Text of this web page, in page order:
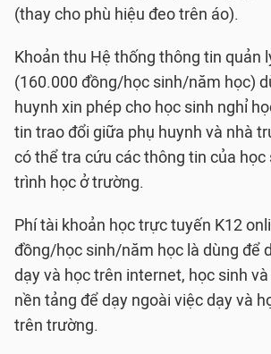
(thay cho phù hiệu đeo trên áo).
Khoản thu Hệ thống thông tin quản
(160.000 đồng/học sinh/năm học)
huynh xin phép cho học sinh nghỉ
tin trao đổi giữa phụ huynh và nhà
có thể tra cứu các thông tin của học
trình học ở trường.
Phí tài khoản học trực tuyến K12
đồng/học sinh/năm học là dùng để
dạy và học trên internet, học sinh
nền tảng để dạy ngoài việc dạy và
trên trường.